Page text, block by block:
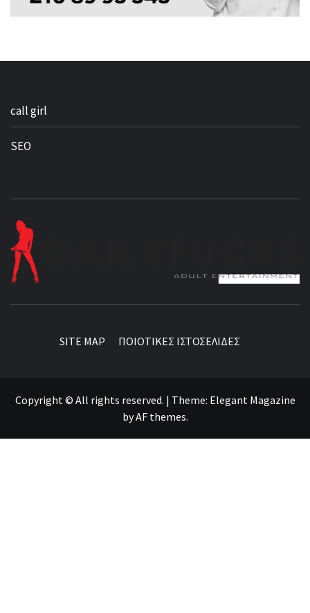
call girl
SEO
SITE MAP ΠΟΙΟΤΙΚΕΣ ΙΣΤΟΣΕΛΙΔΕΣ
Copyright © All rights reserved. | Theme: Elegant Magazine
byAF themes.